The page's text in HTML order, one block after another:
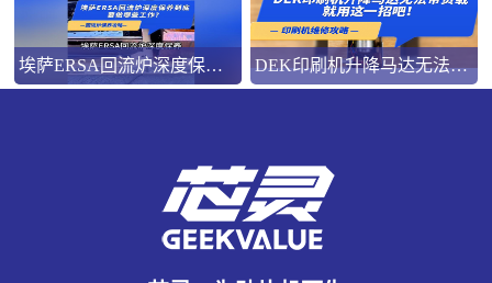
埃萨ERSA回流炉深度保养，到底要做哪些工作？ DEK印刷机升降马达无法带负载就用这一招吧！